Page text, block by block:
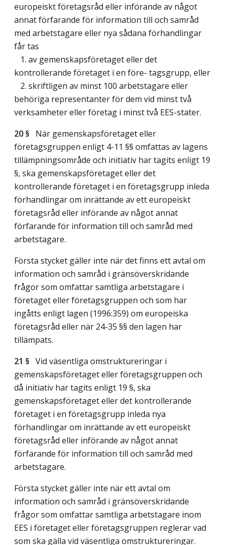
europeiskt företagsråd eller införande av något
annat förfarande för information till och samråd
med arbetstagare eller nya sådana förhandlingar
får tas
1. av gemenskapsföretaget eller det
kontrollerande företaget i en före- tagsgrupp, eller
2. skriftligen av minst 100 arbetstagare eller
behöriga representanter för dem vid minst två
verksamheter eller företag i minst två EES-stater.
20 § När gemenskapsföretaget eller
företagsgruppen enligt 4-11 §§ omfattas av lagens
tillämpningsområde och initiativ har tagits enligt 19
§, ska gemenskapsföretaget eller det
kontrollerande företaget i en företagsgrupp inleda
förhandlingar om inrättande av ett europeiskt
företagsråd eller införande av något annat
förfarande för information till och samråd med
arbetstagare.
Första stycket gäller inte när det finns ett avtal om
information och samråd i gränsöverskridande
frågor som omfattar samtliga arbetstagare i
företaget eller företagsgruppen och som har
ingåtts enligt lagen (1996:359) om europeiska
företagsråd eller när 24-35 §§ den lagen har
tillämpats.
21 § Vid väsentliga omstruktureringar i
gemenskapsföretaget eller företagsgruppen och
då initiativ har tagits enligt 19 §, ska
gemenskapsföretaget eller det kontrollerande
företaget i en företagsgrupp inleda nya
förhandlingar om inrättande av ett europeiskt
företagsråd eller införande av något annat
förfarande för information till och samråd med
arbetstagare.
Första stycket gäller inte när ett avtal om
information och samråd i gränsöverskridande
frågor som omfattar samtliga arbetstagare inom
EES i företaget eller företagsgruppen reglerar vad
som ska gälla vid väsentliga omstruktureringar.